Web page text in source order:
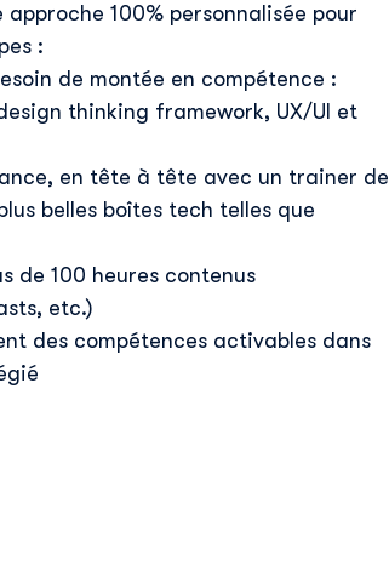
plus de100% personnalisée pour
:
de montée en compétence :
thinking framework, UX/UI et
en tête à tête avec un trainer de
belles boîtes tech telles que
de 100 heures contenus
etc.)
des compétences activables dans